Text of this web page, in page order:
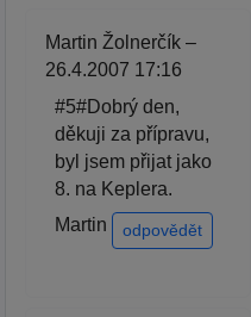
Martin Žolnerčík –
26.4.2007 17:16
#5#Dobrý den,
děkuji za přípravu,
byl jsem přijat jako
8. na Keplera.
Martin
odpovědět